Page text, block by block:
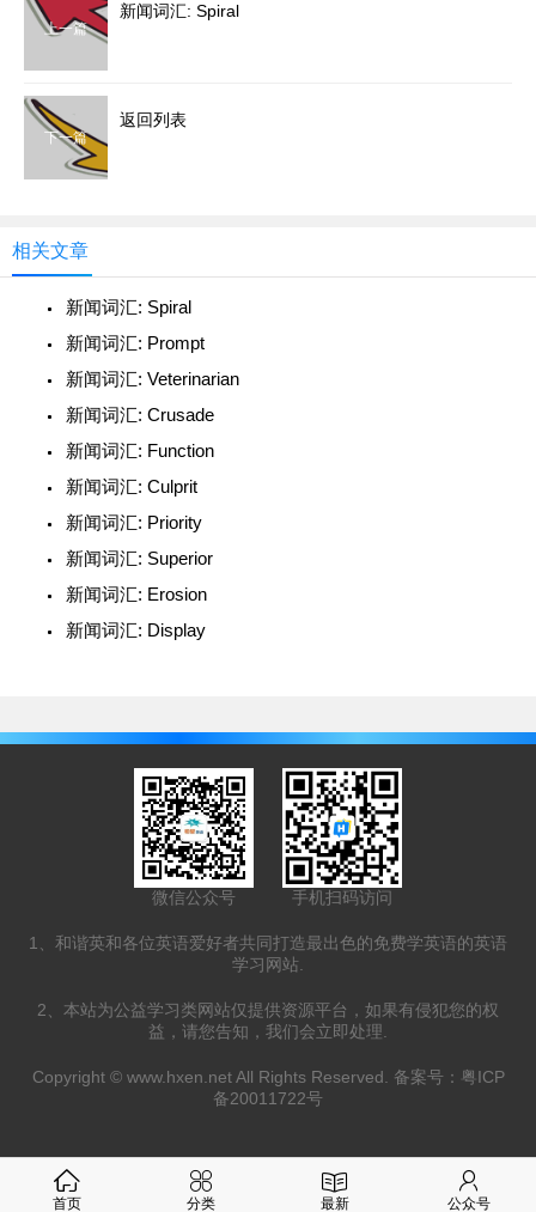
上一篇
新闻词汇: Spiral
下一篇
返回列表
相关文章
新闻词汇: Spiral
新闻词汇: Prompt
新闻词汇: Veterinarian
新闻词汇: Crusade
新闻词汇: Function
新闻词汇: Culprit
新闻词汇: Priority
新闻词汇: Superior
新闻词汇: Erosion
新闻词汇: Display
微信公众号 手机扫码访问
1、和谐英和各位英语爱好者共同打造最出色的免费学英语的英语
学习网站.
2、本站为公益学习类网站仅提供资源平台，如果有侵犯您的权
益，请您告知，我们会立即处理.
Copyright © www.hxen.netAll Rights Reserved. 备案号： 粤ICP
备20011722号
首页 分类 最新 公众号